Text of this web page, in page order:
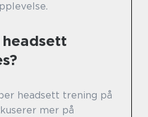
headsett trening på
mer på